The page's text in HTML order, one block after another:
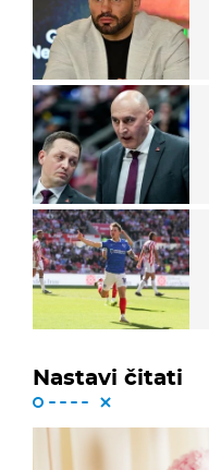
Nastavi čitati